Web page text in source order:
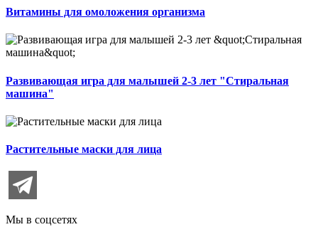
Витамины для омоложения организма
Развивающая игра для малышей 2-3 лет "Стиральная
машина"
Растительные маски для лица
Мы в соцсетях